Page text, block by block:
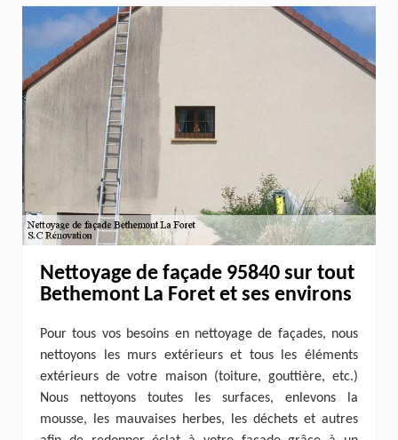
Nettoyage de façade 95840 sur tout
Bethemont La Foret et ses environs
Pour tous vos besoins en nettoyage de façades, nous
nettoyons les murs extérieurs et tous les éléments
extérieurs de votre maison (toiture, gouttière, etc.)
Nous nettoyons toutes les surfaces, enlevons la
mousse, les mauvaises herbes, les déchets et autres